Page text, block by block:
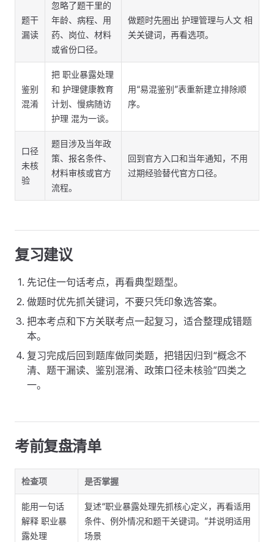
题干
漏读
忽略了题干里的
年龄、病程、用
药、岗位、材料
或省份口径。
做题时先圈出 护理管理与人文 相
关关键词，再看选项。
鉴别
混淆
把 职业暴露处理
和 护理健康教育
计划、慢病随访
护理 混为一谈。
用“易混鉴别”表重新建立排除顺
序。
口径
未核
验
题目涉及当年政
策、报名条件、
材料审核或官方
流程。
回到官方入口和当年通知，不用
过期经验替代官方口径。
复习建议
先记住一句话考点，再看典型题型。
做题时优先抓关键词，不要只凭印象选答案。
把本考点和下方关联考点一起复习，适合整理成错题
本。
复习完成后回到题库做同类题，把错因归到“概念不
清、题干漏读、鉴别混淆、政策口径未核验”四类之
一。
考前复盘清单
检查项 是否掌握
能用一句话
解释 职业暴
露处理
复述“职业暴露处理先抓核心定义，再看适用
条件、例外情况和题干关键词。”并说明适用
场景